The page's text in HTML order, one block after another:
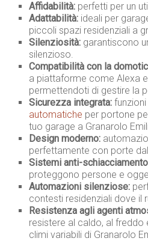
Affidabilità: perfetti per un
Adattabilità: ideali per
piccoli spazi residenziali a
Silenziosità: garantiscono
silenzioso.
Compatibilità con la
a piattaforme come Alexa
permettendoti di gestire la
Sicurezza integrata:
automatiche per portone
tuo garage a Granarolo
Design moderno:
perfettamente con porte
Sistemi anti-
proteggono persone e
Automazioni silenziose:
contesti residenziali dove il
Resistenza agli agenti
resistere al caldo, al freddo
climi variabili di Granarolo